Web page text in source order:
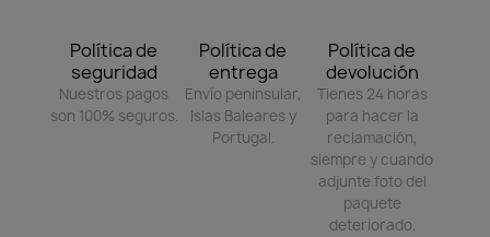
Política de
seguridad
Nuestros pagos
son 100% seguros.
Política de
entrega
Envío peninsular,
Islas Baleares y
Portugal.
Política de
devolución
Tienes 24 horas
para hacer la
reclamación,
siempre y cuando
adjunte foto del
paquete
deteriorado.